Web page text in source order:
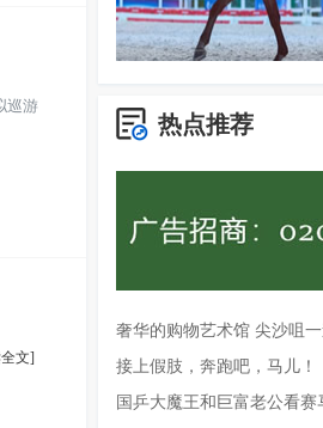
热点推荐
奢华的购物艺术馆 尖沙咀
接上假肢，奔跑吧，马儿！
国乒大魔王和巨富老公看赛
巡游
文]